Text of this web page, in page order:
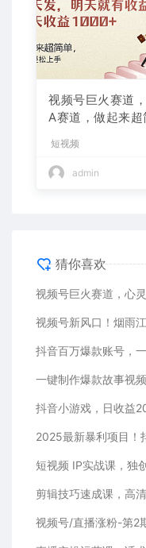
视频号巨火赛道
A赛道，做起来超
短视频
admin
猜你喜欢
视频号新风口！烟雨
抖音小游戏，日收益